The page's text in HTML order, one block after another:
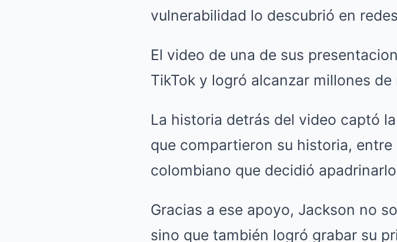
vulnerabilidad lo descubrió en
El video de una de sus
TikTok y logró alcanzar millones
La historia detrás del video captó
que compartieron su historia,
colombiano que decidió
Gracias a ese apoyo, Jackson no
sino que también logró grabar su